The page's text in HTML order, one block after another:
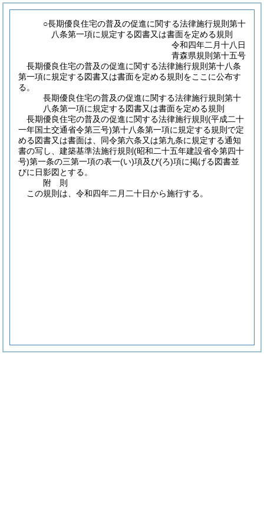
○長期優良住宅の普及の促進に関する法律施行規則第十
八条第一項に規定する図書又は書面を定める規則
令和四年二月十八日
青森県規則第十五号
長期優良住宅の普及の促進に関する法律施行規則第十八条
第一項に規定する図書又は書面を定める規則をここに公布す
る。
長期優良住宅の普及の促進に関する法律施行規則第十
八条第一項に規定する図書又は書面を定める規則
長期優良住宅の普及の促進に関する法律施行規則 (平成二十
一年国土交通省令第三号)第十八条第一項に規定する規則で定
める図書又は書面は、同令第六条又は第九条に規定する通知
書の写し、建築基準法施行規則 (昭和二十五年建設省令第四十
号)第一条の三第一項の表一(い)項及び(ろ)項に掲げる図書並
びに日影図とする。
附 則
この規則は、令和四年二月二十日から施行する。